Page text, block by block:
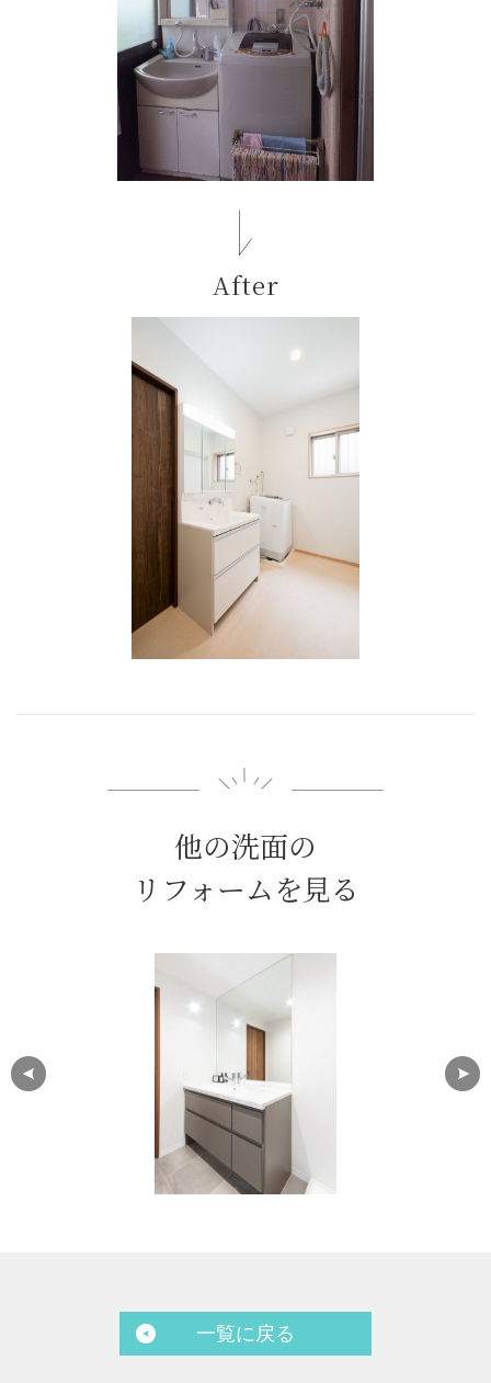
After
他の洗面の
リフォームを見る
一覧に戻る